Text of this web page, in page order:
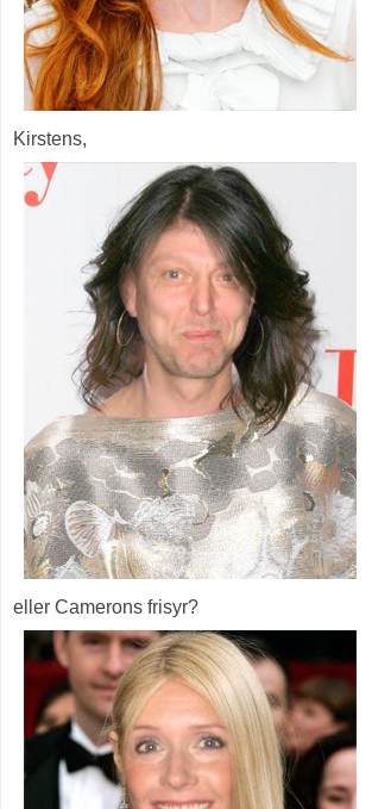
Kirstens,
eller Camerons frisyr?